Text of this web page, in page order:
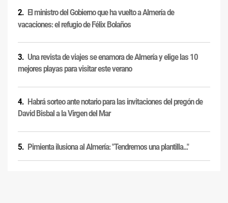
El ministro del Gobierno que ha vuelto a Almería de
vacaciones: el refugio de Félix Bolaños
Una revista de viajes se enamora de Almería y elige las 10
mejores playas para visitar este verano
Habrá sorteo ante notario para las invitaciones del pregón de
David Bisbal a la Virgen del Mar
Pimienta ilusiona al Almería: "Tendremos una plantilla..."